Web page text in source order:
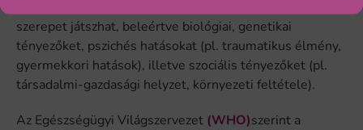
szerepet játszhat, beleértve biológiai, genetikai
tényezőket, pszichés hatásokat (pl. traumatikus élmény,
gyermekkori hatások), illetve szociális tényezőket (pl.
társadalmi-gazdasági helyzet, környezeti feltétele).
Az Egészségügyi Világszervezet (WHO)szerint a